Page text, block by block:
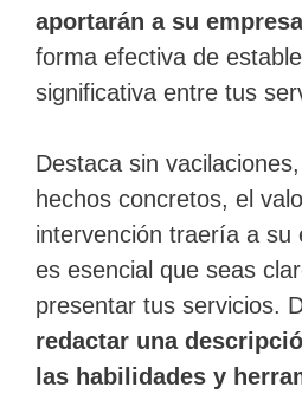
aportarán a su empresa
forma efectiva de
significativa entre tus
Destaca sin
hechos concretos, el
intervención traería a su
es esencial que seas
presentar tus servicios.
redactar una
las habilidades y